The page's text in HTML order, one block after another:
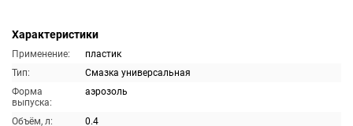
Характеристики
Применение:
пластик
Тип:
Смазка универсальная
Форма
выпуска:
аэрозоль
Объём, л:
0.4